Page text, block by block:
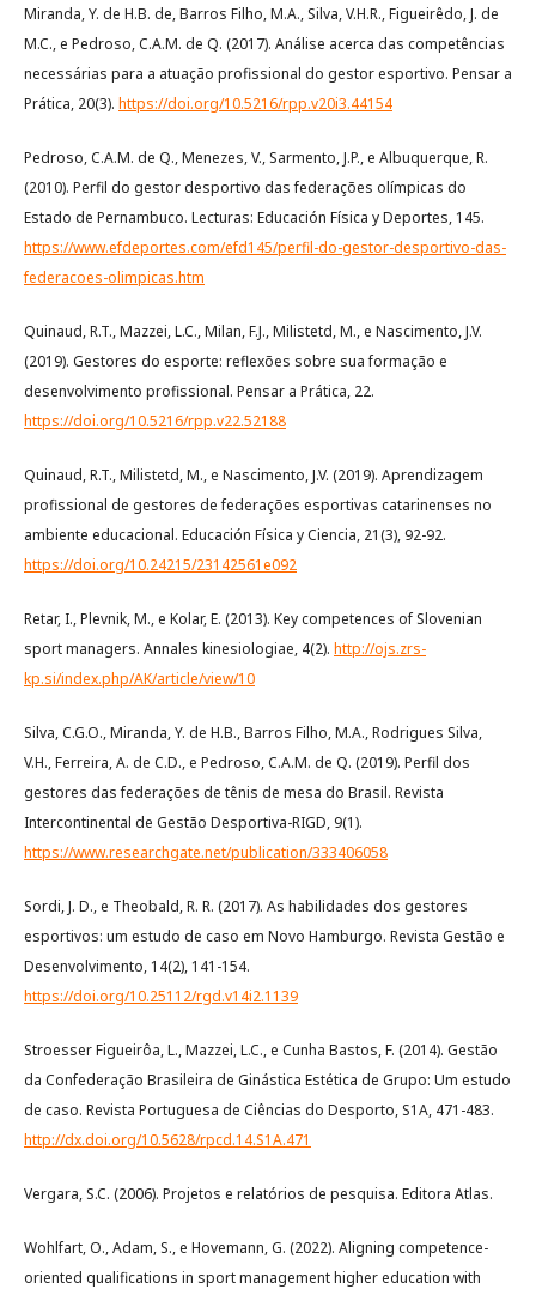
Miranda, Y. de H.B. de, Barros Filho, M.A., Silva, V.H.R., Figueirêdo, J. de
M.C., e Pedroso, C.A.M. de Q. (2017). Análise acerca das competências
necessárias para a atuação profissional do gestor esportivo. Pensar a
Prática, 20(3). https://doi.org/10.5216/rpp.v20i3.44154
Pedroso, C.A.M. de Q., Menezes, V., Sarmento, J.P., e Albuquerque, R.
(2010). Perfil do gestor desportivo das federações olímpicas do
Estado de Pernambuco. Lecturas: Educación Física y Deportes, 145.
https://www.efdeportes.com/efd145/perfil-do-gestor-desportivo-das-
federacoes-olimpicas.htm
Quinaud, R.T., Mazzei, L.C., Milan, F.J., Milistetd, M., e Nascimento, J.V.
(2019). Gestores do esporte: reflexões sobre sua formação e
desenvolvimento profissional. Pensar a Prática, 22.
https://doi.org/10.5216/rpp.v22.52188
Quinaud, R.T., Milistetd, M., e Nascimento, J.V. (2019). Aprendizagem
profissional de gestores de federações esportivas catarinenses no
ambiente educacional. Educación Física y Ciencia, 21(3), 92-92.
https://doi.org/10.24215/23142561e092
Retar, I., Plevnik, M., e Kolar, E. (2013). Key competences of Slovenian
sport managers. Annales kinesiologiae, 4(2). http://ojs.zrs-
kp.si/index.php/AK/article/view/10
Silva, C.G.O., Miranda, Y. de H.B., Barros Filho, M.A., Rodrigues Silva,
V.H., Ferreira, A. de C.D., e Pedroso, C.A.M. de Q. (2019). Perfil dos
gestores das federações de tênis de mesa do Brasil. Revista
Intercontinental de Gestão Desportiva-RIGD, 9(1).
https://www.researchgate.net/publication/333406058
Sordi, J. D., e Theobald, R. R. (2017). As habilidades dos gestores
esportivos: um estudo de caso em Novo Hamburgo. Revista Gestão e
Desenvolvimento, 14(2), 141-154.
https://doi.org/10.25112/rgd.v14i2.1139
Stroesser Figueirôa, L., Mazzei, L.C., e Cunha Bastos, F. (2014). Gestão
da Confederação Brasileira de Ginástica Estética de Grupo: Um estudo
de caso. Revista Portuguesa de Ciências do Desporto, S1A, 471-483.
http://dx.doi.org/10.5628/rpcd.14.S1A.471
Vergara, S.C. (2006). Projetos e relatórios de pesquisa. Editora Atlas.
Wohlfart, O., Adam, S., e Hovemann, G. (2022). Aligning competence-
oriented qualifications in sport management higher education with